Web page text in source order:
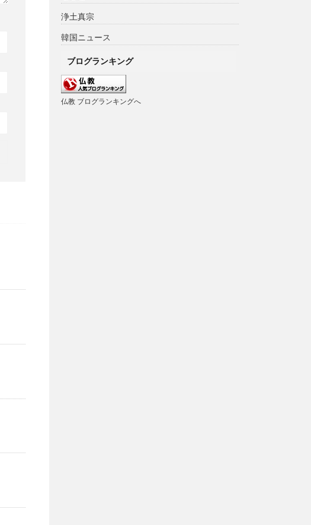
浄土真宗
韓国ニュース
ブログランキング
仏教 ブログランキングへ